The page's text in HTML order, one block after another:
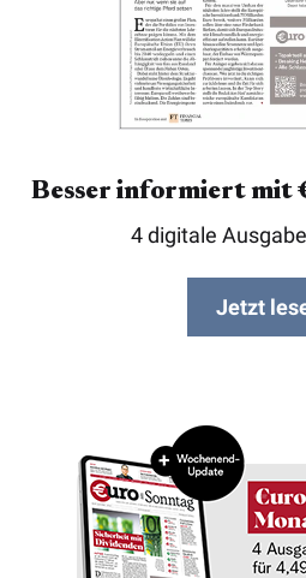
Besser informiert mit
4 digitale
Jetzt
Copyright © 2026
AGB